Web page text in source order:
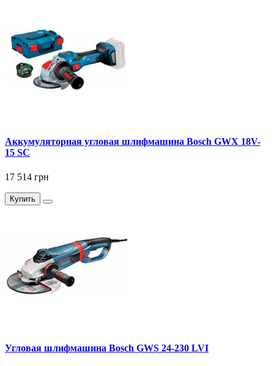
Аккумуляторная угловая шлифмашина Bosch GWX 18V-
15 SC
17 514 грн
Купить
Угловая шлифмашина Bosch GWS 24-230 LVI